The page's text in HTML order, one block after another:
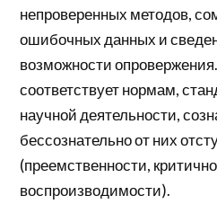
непроверенных методов,
ошибочных данных и
возможности
соответствует нормам,
научной деятельности,
бессознательно от них
(преемственности,
воспроизводимости).